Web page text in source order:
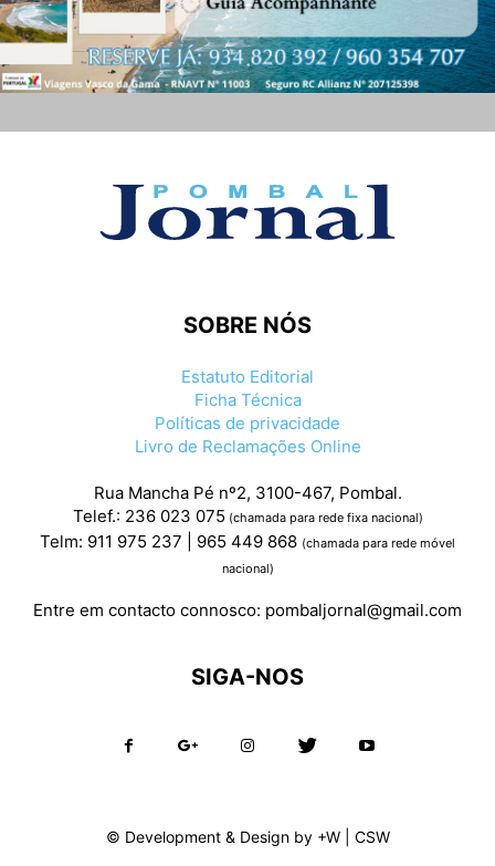
SOBRE NÓS
Estatuto Editorial
Ficha Técnica
Políticas de privacidade
Livro de Reclamações Online
Rua Mancha Pé nº2, 3100-467, Pombal.
Telef.: 236 023 075 (chamada para rede fixa nacional)
Telm: 911 975 237 | 965 449 868 (chamada para rede móvel
nacional)
Entre em contacto connosco: pombaljornal@gmail.com
SIGA-NOS
© Development & Design by +W| CSW